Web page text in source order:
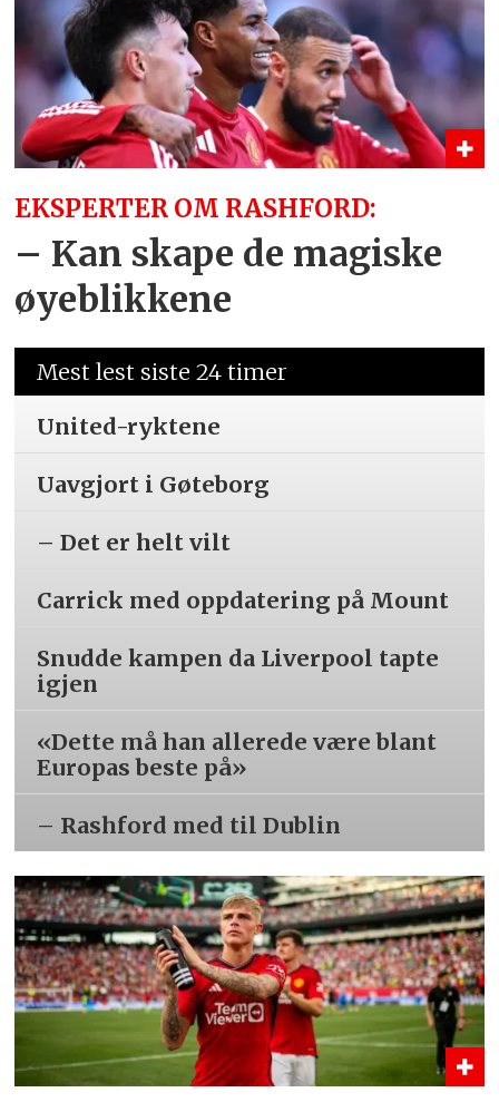
EKSPERTER OM RASHFORD:
– Kan skape de magiske
øyeblikkene
Mest lest siste 24 timer
United-ryktene
Uavgjort i Gøteborg
– Det er helt vilt
Carrick med oppdatering på Mount
Snudde kampen da Liverpool tapte
igjen
«Dette må han allerede være blant
Europas beste på»
– Rashford med til Dublin